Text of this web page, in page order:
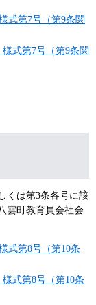
式第7号（第9条関
式第7号（第9条関
くは第3条各号に該
雲町教育員会社会
式第8号（第10条
式第8号（第10条